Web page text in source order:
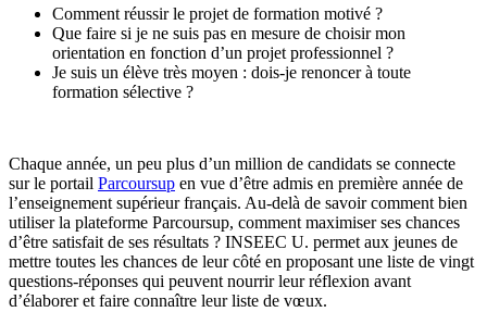
Comment réussir le projet de formation motivé ?
Que faire si je ne suis pas en mesure de choisir mon
orientation en fonction d’un projet professionnel ?
Je suis un élève très moyen : dois-je renoncer à toute
formation sélective ?
Chaque année, un peu plus d’un million de candidats se connecte
sur le portail Parcoursup en vue d’être admis en première année de
l’enseignement supérieur français. Au-delà de savoir comment bien
utiliser la plateforme Parcoursup, comment maximiser ses chances
d’être satisfait de ses résultats ? INSEEC U. permet aux jeunes de
mettre toutes les chances de leur côté en proposant une liste de vingt
questions-réponses qui peuvent nourrir leur réflexion avant
d’élaborer et faire connaître leur liste de vœux.